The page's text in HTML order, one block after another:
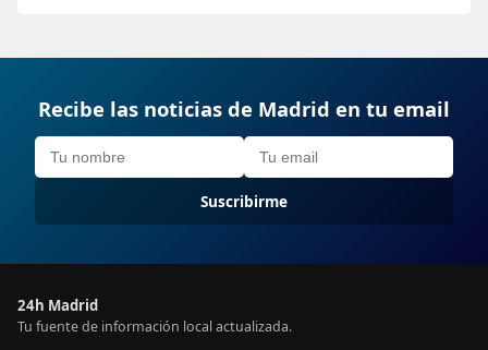
Recibe las noticias de Madrid en tu email
Suscribirme
24h Madrid
Tu fuente de información local actualizada.